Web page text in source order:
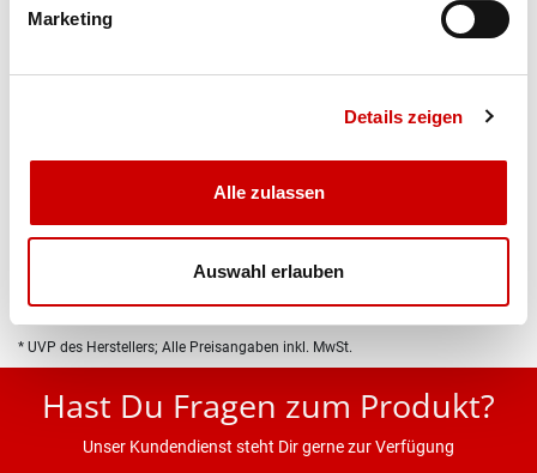
Marketing
Details zeigen
Alle zulassen
Auswahl erlauben
Bis 17:00 Uhr bestellen: morgen geliefert - ab CHF 50.00
Produktbeschreibung
* UVP des Herstellers; Alle Preisangaben inkl. MwSt.
Hast Du Fragen zum Produkt?
Unser Kundendienst steht Dir gerne zur Verfügung